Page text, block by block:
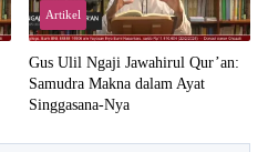
Artikel
Gus Ulil Ngaji Jawahirul Qur’an:
Samudra Makna dalam Ayat
Singgasana-Nya